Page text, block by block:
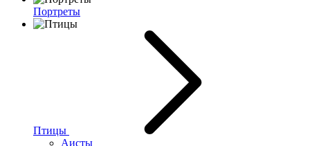
Портреты
Птицы
Аисты